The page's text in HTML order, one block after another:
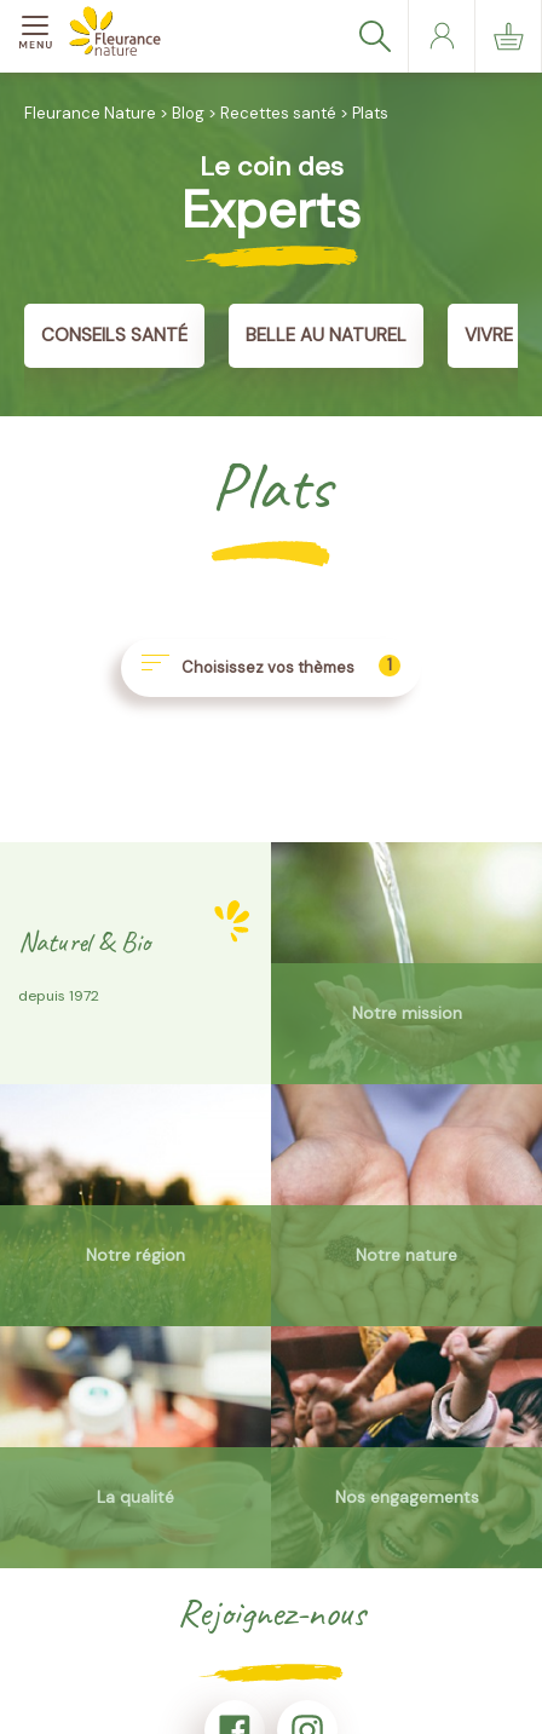
Fleurance Nature > Blog > Recettes santé > Plats
Le coin des
Experts
CONSEILS SANTÉ BELLE AU NATUREL VIVRE
Plats
Choisissez vos thèmes 1
Naturel & Bio
depuis 1972
Notre mission
Notre région Notre nature
La qualité Nos engagements
Rejoignez-nous